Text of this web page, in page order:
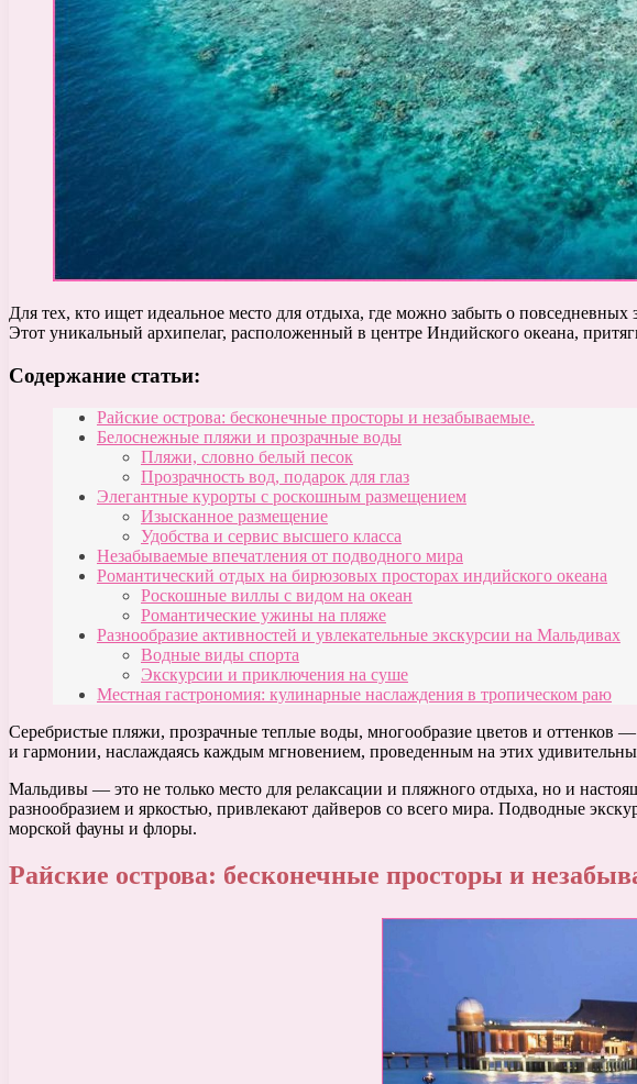
Для тех, кто ищет идеальное место для отдыха, где можно забыть о
Этот уникальный архипелаг, расположенный в центре Индийского океана,
Содержание статьи:
Райские острова: бесконечные просторы и незабываемые.
Белоснежные пляжи и прозрачные воды
Пляжи, словно белый песок
Прозрачность вод, подарок для глаз
Элегантные курорты с роскошным размещением
Изысканное размещение
Удобства и сервис высшего класса
Незабываемые впечатления от подводного мира
Романтический отдых на бирюзовых просторах индийского океана
Роскошные виллы с видом на океан
Романтические ужины на пляже
Разнообразие активностей и увлекательные экскурсии на Мальдивах
Водные виды спорта
Экскурсии и приключения на суше
Местная гастрономия: кулинарные наслаждения в тропическом раю
Серебристые пляжи, прозрачные теплые воды, многообразие цветов и оттенков
и гармонии, наслаждаясь каждым мгновением, проведенным на этих
Мальдивы — это не только место для релаксации и пляжного отдыха, но и
разнообразием и яркостью, привлекают дайверов со всего мира. Подводные
морской фауны и флоры.
Райские острова: бесконечные просторы и